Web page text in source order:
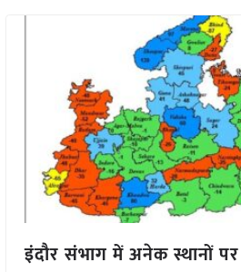
इंदौर संभाग में अनेक स्थानों पर